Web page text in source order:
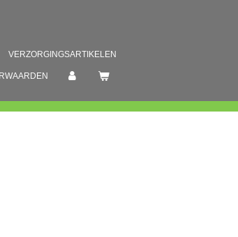
VERZORGINGSARTIKELEN